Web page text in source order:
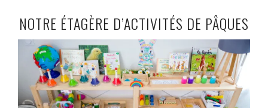
NOTRE ÉTAGÈRE D’ACTIVITÉS DE PÂQUES